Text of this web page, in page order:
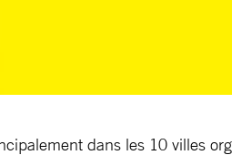
dans les 10 villes